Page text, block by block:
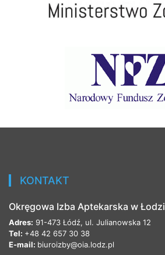
KONTAKT
Okręgowa Izba Aptekarska w Łodzi
Adres: 91-473 Łódź, ul. Julianowska 12
Tel: +48 42 657 30 38
E-mail: biuroizby@oia.lodz.pl